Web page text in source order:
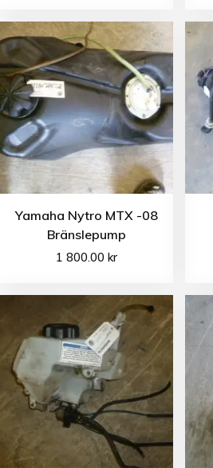
Yamaha Nytro MTX -08
Bränslepump
1 800.00 kr